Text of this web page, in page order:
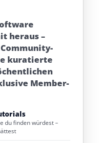
heraus –
kuratierte
Member-
du finden würdest –